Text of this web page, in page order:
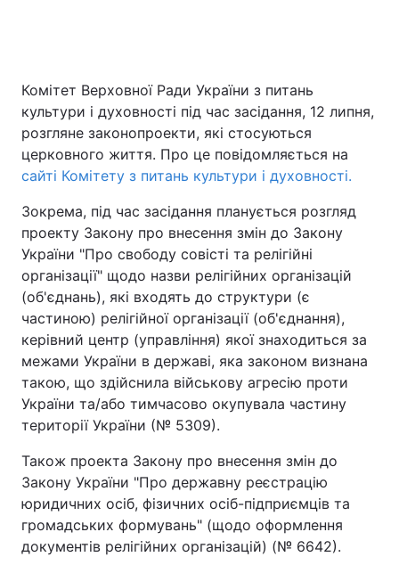
Комітет Верховної Ради України з питань
культури і духовності під час засідання, 12 липня,
розгляне законопроекти, які стосуються
церковного життя. Про це повідомляється на
сайті Комітету з питань культури і духовності.
Зокрема, під час засідання планується розгляд
проекту Закону про внесення змін до Закону
України "Про свободу совісті та релігійні
організації" щодо назви релігійних організацій
(об'єднань), які входять до структури (є
частиною) релігійної організації (об'єднання),
керівний центр (управління) якої знаходиться за
межами України в державі, яка законом визнана
такою, що здійснила військову агресію проти
України та/або тимчасово окупувала частину
території України (№ 5309).
Також проекта Закону про внесення змін до
Закону України "Про державну реєстрацію
юридичних осіб, фізичних осіб-підприємців та
громадських формувань" (щодо оформлення
документів релігійних організацій) (№ 6642).